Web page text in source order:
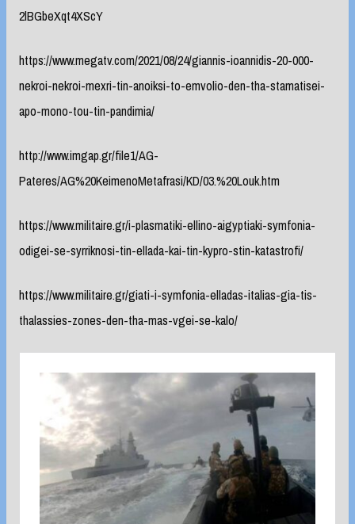
2lBGbeXqt4XScY
https://www.megatv.com/2021/08/24/giannis-ioannidis-20-000-
nekroi-nekroi-mexri-tin-anoiksi-to-emvolio-den-tha-stamatisei-
apo-mono-tou-tin-pandimia/
http://www.imgap.gr/file1/AG-
Pateres/AG%20KeimenoMetafrasi/KD/03.%20Louk.htm
https://www.militaire.gr/i-plasmatiki-ellino-aigyptiaki-symfonia-
odigei-se-syrriknosi-tin-ellada-kai-tin-kypro-stin-katastrofi/
https://www.militaire.gr/giati-i-symfonia-elladas-italias-gia-tis-
thalassies-zones-den-tha-mas-vgei-se-kalo/